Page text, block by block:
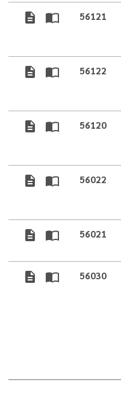
description import_contacts 56121
description import_contacts 56122
description import_contacts 56120
description import_contacts 56022
description import_contacts 56021
description import_contacts 56030